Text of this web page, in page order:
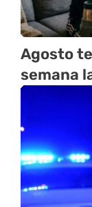
Agosto
semana